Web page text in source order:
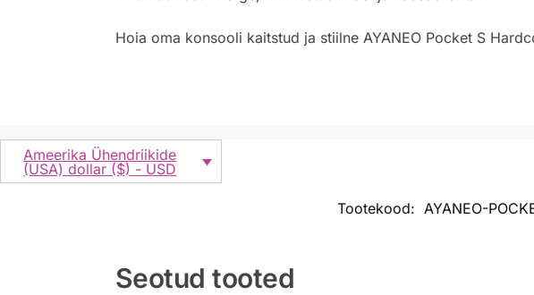
Hoia oma konsooli kaitstud ja stiilne AYANEO Pocket S
Ameerika Ühendriikide
(USA) dollar ($) - USD
Tootekood: AYANEO-
Seotud tooted